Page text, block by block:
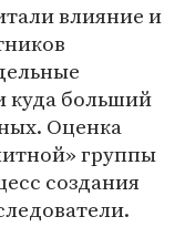
влияние и
куда больший
Оценка
группы
создания